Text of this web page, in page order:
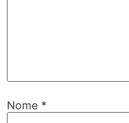
Nome *